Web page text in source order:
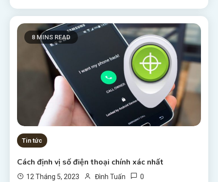
8 MINS READ
Tin tức
Cách định vị số điện thoại chính xác nhất
12 Tháng 5, 2023 Đình Tuấn 0